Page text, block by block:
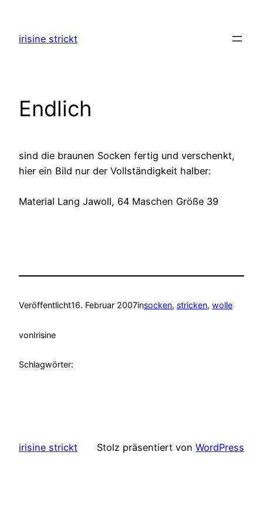
springen
irisine strickt
Endlich
sind die braunen Socken fertig und verschenkt,
hier ein Bild nur der Vollständigkeit halber:
Material Lang Jawoll, 64 Maschen Größe 39
Veröffentlicht16. Februar 2007insocken, stricken, wolle
vonIrisine
Schlagwörter:
irisine strickt Stolz präsentiert von WordPress